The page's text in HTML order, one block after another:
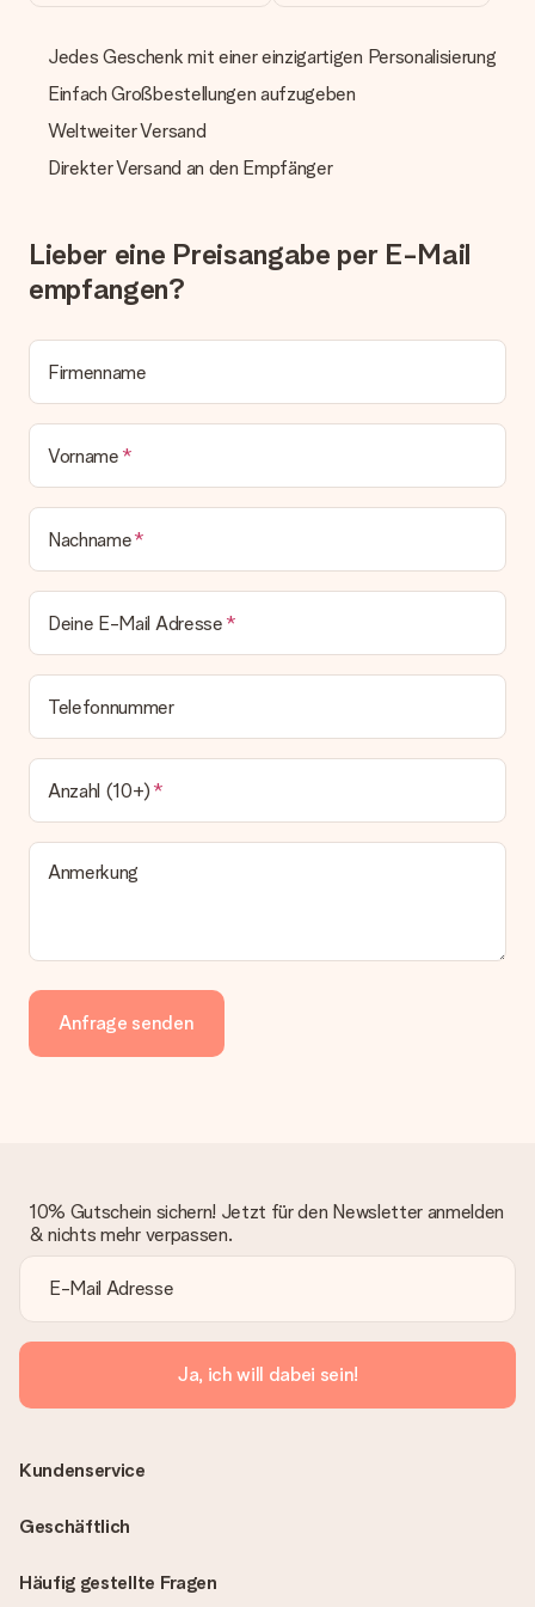
manuellen Überweisung verlängert sich die Lieferzeit des
Geschenk empfangen
Was, wenn das Geschenk meine Erwartungen nicht
erfüllt?
Sollte das Geschenk wider Erwarten deine Erwartungen nicht
Wird die Rechnung mit der Bestellung mitverschickt?
Alle Lieferungen erfolgen ohne Rechnung und/oder
zeitgleich mit der Bestätigungsmail und kannst sie jederzeit in
deinem MySurprise Account einsehen. Du kannst das
Jedes Geschenk mit einer einzigartigen Personalisierung
Einfach Großbestellungen aufzugeben
Weltweiter Versand
Direkter Versand an den Empfänger
Lieber eine Preisangabe per E-Mail
empfangen?
Firmenname
Vorname
Nachname
Deine E-Mail Adresse
Telefonnummer
Anzahl (10+)
Anmerkung
Anfrage senden
10% Gutschein sichern! Jetzt für den Newsletter anmelden
& nichts mehr verpassen.
Ja, ich will dabei sein!
Häufig gestellte Fragen
Kundenservice
Geschäftlich